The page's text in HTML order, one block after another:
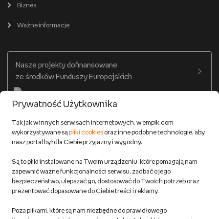
Empik Selfpublishing
Produkty cyfrowe
Biznes
Karty prezentowe
Zakupy hurtowe
Ważne informacje
Cennik dostawy
Zwroty
Reklamacje
Regulamin empik.com
Pozostałe Regulaminy Empiku
Do 100 zł na pierwsze zakupy w aplikacji. Pobierz i
korzystaj z kodów zniżkowych.Dowiedz się więcej
Nasze projekty dofinansowane
ze środków Funduszy Europejskich
Prywatność Użytkownika
Tak jak w innych serwisach internetowych, w empik.com
wykorzystywane sąpliki cookiesoraz inne podobne technologie, aby
nasz portal był dla Ciebie przyjazny i wygodny.
Są to pliki instalowane na Twoim urządzeniu, które pomagają nam
zapewnić ważne funkcjonalności serwisu, zadbać o jego
bezpieczeństwo, ulepszać go, dostosować do Twoich potrzeb oraz
prezentować dopasowane do Ciebie treści i reklamy.
Poza plikami, które są nam niezbędne do prawidłowego